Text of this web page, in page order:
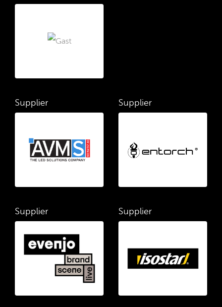
Supplier Supplier
Supplier Supplier